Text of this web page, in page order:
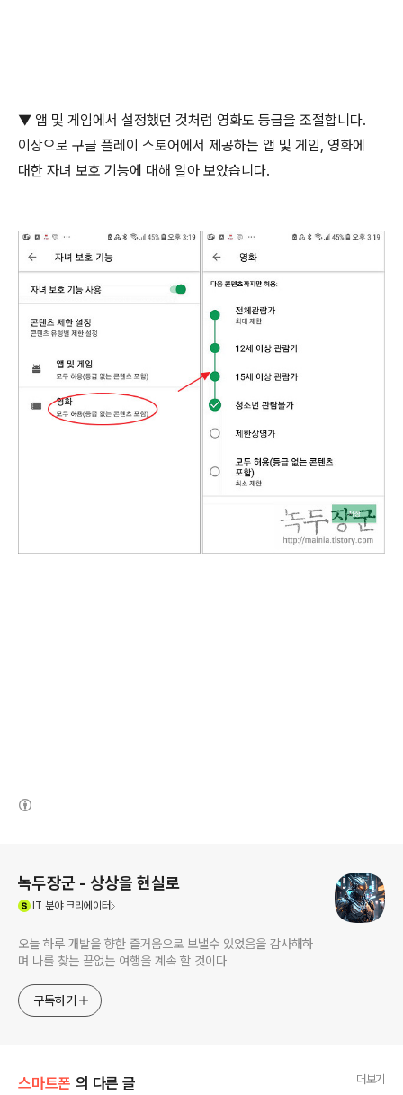
▼ 앱 및 게임에서 설정했던 것처럼 영화도 등급을 조절합니다.
이상으로 구글 플레이 스토어에서 제공하는 앱 및 게임, 영화에
대한 자녀 보호 기능에 대해 알아 보았습니다.
녹두장군 - 상상을 현실로
IT 분야 크리에이터
오늘 하루 개발을 향한 즐거움으로 보낼수 있었음을 감사해하
며 나를 찾는 끝없는 여행을 계속 할 것이다
구독하기
스마트폰 의 다른 글 더보기